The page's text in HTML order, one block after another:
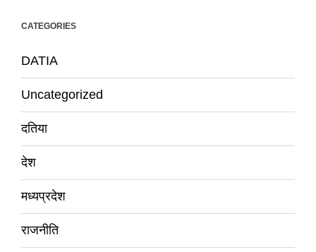
CATEGORIES
DATIA
Uncategorized
दतिया
देश
मध्यप्रदेश
राजनीति